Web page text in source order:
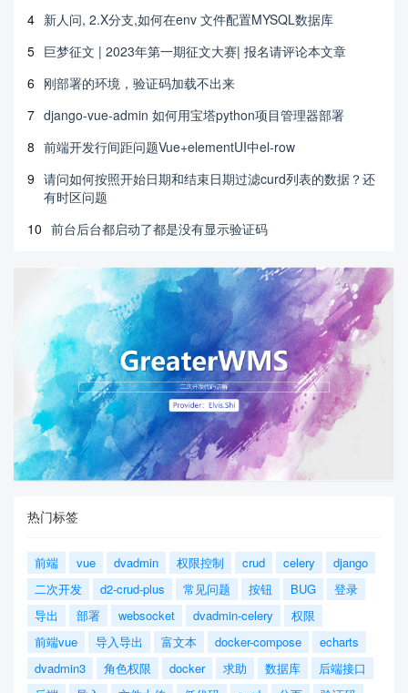
4 新人问, 2.X分支,如何在env 文件配置MYSQL数据库
5 巨梦征文 | 2023年第一期征文大赛| 报名请评论本文章
6 刚部署的环境，验证码加载不出来
7 django-vue-admin 如何用宝塔python项目管理器部署
8 前端开发行间距问题Vue+elementUI中el-row
9 请问如何按照开始日期和结束日期过滤curd列表的数据？还
有时区问题
10 前台后台都启动了都是没有显示验证码
热门标签
前端 vue dvadmin 权限控制 crud celery
django
二次开发
d2-crud-plus 常见问题 按钮 BUG
登录
导出
部署 websocket dvadmin-celery
权限
前端vue
导入导出 富文本 docker-compose
echarts
dvadmin3
角色权限 docker 求助 数据库
后端接口